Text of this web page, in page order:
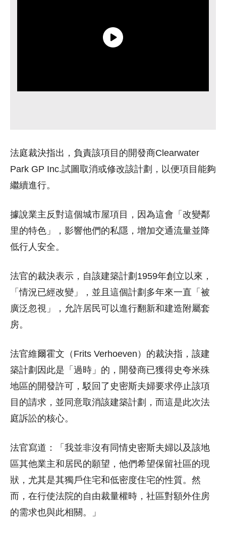
法庭裁決指出，負責該項目的開發商Clearwater
Park GP Inc.試圖取消或修改該計劃，以便項目能夠
繼續進行。
據說業主反對這個城市屋項目，因為這會「改變鄰
里的特色」，影響他們的私隱，增加交通流量並降
低行人安全。
法官的裁決表示，自該建築計劃1959年創立以來，
「情況已經改變」，並且這個計劃多年來一直「被
廣泛忽視」，允許居民可以進行翻新和建造附屬套
房。
法官維爾霍文（Frits Verhoeven）的裁決指，該建
築計劃因此是「過時」的，開發商已獲得史夸米殊
地區的開發許可，駁回了史密斯夫婦要求停止該項
目的請求，並同意取消該建築計劃，而這是此次法
庭訴訟的核心。
法官寫道：「我並非沒有同情史密斯夫婦以及該地
區其他業主和居民的願望，他們希望保留社區的現
狀，尤其是其獨戶住宅和低密度住宅的性質。然
而，在行使法院的自由裁量權時，社區對額外住房
的需求也與此相關。」